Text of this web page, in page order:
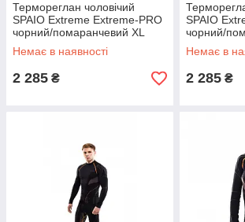
Термореглан чоловічий
SPAIO Extreme Extreme-PRO
чорний/помаранчевий XL
(5901282478509)
Немає в наявності
2 285 ₴
SPAIO
чорний/
Немає в
2 285 ₴